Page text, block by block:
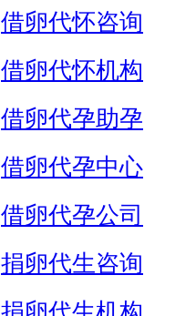
借卵代怀咨询
借卵代怀机构
借卵代孕助孕
借卵代孕中心
借卵代孕公司
捐卵代生咨询